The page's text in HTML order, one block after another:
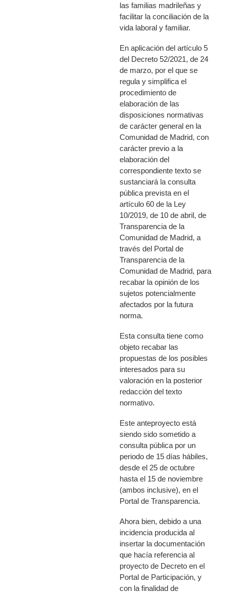
las familias madrileñas y
facilitar la conciliación de la
vida laboral y familiar.
En aplicación del artículo 5
del Decreto 52/2021, de 24
de marzo, por el que se
regula y simplifica el
procedimiento de
elaboración de las
disposiciones normativas
de carácter general en la
Comunidad de Madrid, con
carácter previo a la
elaboración del
correspondiente texto se
sustanciará la consulta
pública prevista en el
artículo 60 de la Ley
10/2019, de 10 de abril, de
Transparencia de la
Comunidad de Madrid, a
través del Portal de
Transparencia de la
Comunidad de Madrid, para
recabar la opinión de los
sujetos potencialmente
afectados por la futura
norma.
Esta consulta tiene como
objeto recabar las
propuestas de los posibles
interesados para su
valoración en la posterior
redacción del texto
normativo.
Este anteproyecto está
siendo sido sometido a
consulta pública por un
periodo de 15 días hábiles,
desde el 25 de octubre
hasta el 15 de noviembre
(ambos inclusive), en el
Portal de Transparencia.
Ahora bien, debido a una
incidencia producida al
insertar la documentación
que hacía referencia al
proyecto de Decreto en el
Portal de Participación, y
con la finalidad de